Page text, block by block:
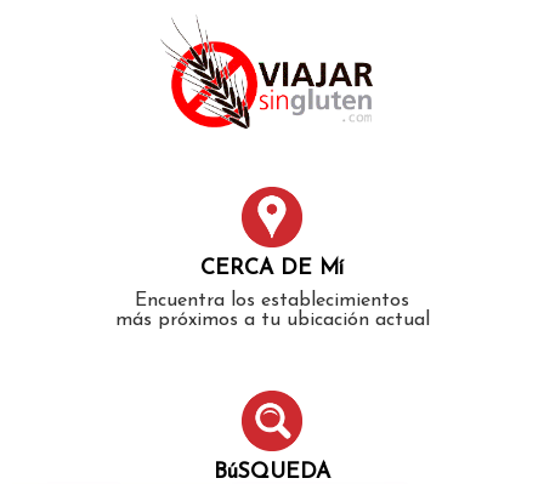
CERCA DE Mí
Encuentra los establecimientos
más próximos a tu ubicación actual
BúSQUEDA
authorized to show the cookie declaration for domain group
ID 546ddaab-b478-4440-aa8a-3b0205284212. Please add it to
the domain group in the Cookiebot Manager to authorize